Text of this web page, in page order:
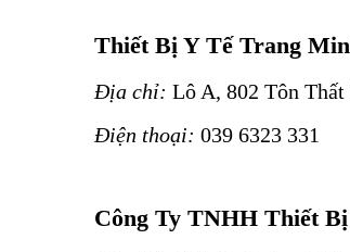
Thiết Bị Y Tế Trang
Địa chỉ: Lô A, 802 Tôn
Điện thoại: 039 6323 331
Công Ty TNHH Thiết